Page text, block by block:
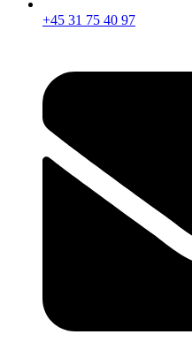
+45 31 75 40 97